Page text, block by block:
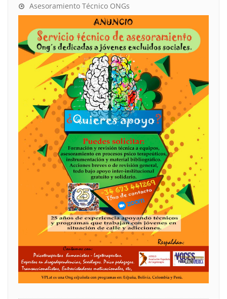
Asesoramiento Técnico ONGs